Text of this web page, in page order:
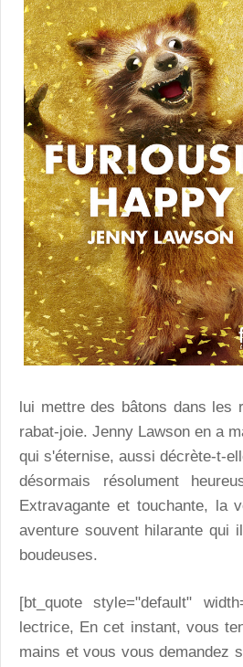
lui mettre des bâtons dans les
rabat-joie. Jenny Lawson en a
qui s'éternise, aussi décrète-t-
désormais résolument
Extravagante et touchante, la
aventure souvent hilarante qui
boudeuses.
[bt_quote style="default"
lectrice, En cet instant, vous
mains et vous vous demandez